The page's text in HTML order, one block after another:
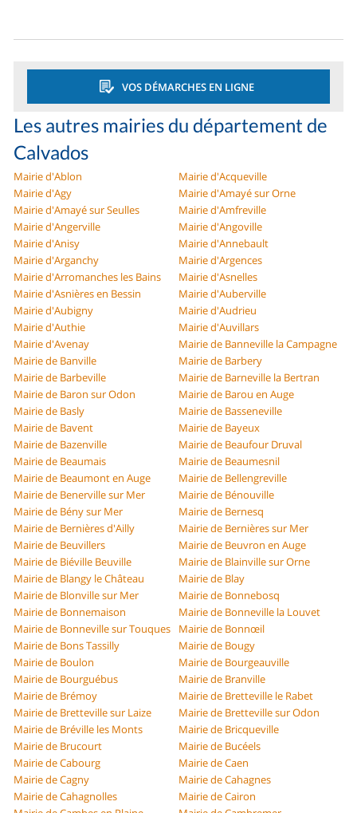
VOS DÉMARCHES EN LIGNE
Les autres mairies du département de
Calvados
Mairie d'Ablon
Mairie d'Acqueville
Mairie d'Agy
Mairie d'Amayé sur Orne
Mairie d'Amayé sur Seulles
Mairie d'Amfreville
Mairie d'Angerville
Mairie d'Angoville
Mairie d'Anisy
Mairie d'Annebault
Mairie d'Arganchy
Mairie d'Argences
Mairie d'Arromanches les Bains
Mairie d'Asnelles
Mairie d'Asnières en Bessin
Mairie d'Auberville
Mairie d'Aubigny
Mairie d'Audrieu
Mairie d'Authie
Mairie d'Auvillars
Mairie d'Avenay
Mairie de Banneville la Campagne
Mairie de Banville
Mairie de Barbery
Mairie de Barbeville
Mairie de Barneville la Bertran
Mairie de Baron sur Odon
Mairie de Barou en Auge
Mairie de Basly
Mairie de Basseneville
Mairie de Bavent
Mairie de Bayeux
Mairie de Bazenville
Mairie de Beaufour Druval
Mairie de Beaumais
Mairie de Beaumesnil
Mairie de Beaumont en Auge
Mairie de Bellengreville
Mairie de Benerville sur Mer
Mairie de Bénouville
Mairie de Bény sur Mer
Mairie de Bernesq
Mairie de Bernières d'Ailly
Mairie de Bernières sur Mer
Mairie de Beuvillers
Mairie de Beuvron en Auge
Mairie de Biéville Beuville
Mairie de Blainville sur Orne
Mairie de Blangy le Château
Mairie de Blay
Mairie de Blonville sur Mer
Mairie de Bonnebosq
Mairie de Bonnemaison
Mairie de Bonneville la Louvet
Mairie de Bonneville sur Touques
Mairie de Bonnœil
Mairie de Bons Tassilly
Mairie de Bougy
Mairie de Boulon
Mairie de Bourgeauville
Mairie de Bourguébus
Mairie de Branville
Mairie de Brémoy
Mairie de Bretteville le Rabet
Mairie de Bretteville sur Laize
Mairie de Bretteville sur Odon
Mairie de Bréville les Monts
Mairie de Bricqueville
Mairie de Brucourt
Mairie de Bucéels
Mairie de Cabourg
Mairie de Caen
Mairie de Cagny
Mairie de Cahagnes
Mairie de Cahagnolles
Mairie de Cairon